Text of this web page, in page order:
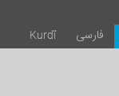
Kurdî
فارسی